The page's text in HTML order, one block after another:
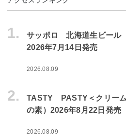
1.
サッポロ 北海道生ビール
2026年7月14日発売
2026.08.09
2.
TASTY PASTY＜クリー
の素）2026年8月22日発売
2026.08.09